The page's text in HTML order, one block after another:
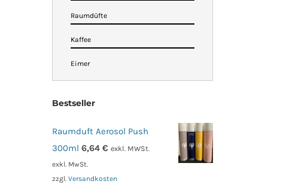
Raumdüfte
Kaffee
Eimer
Bestseller
Raumduft Aerosol Push
300ml 6,64 € exkl. MWSt.
exkl. MwSt.
zzgl. Versandkosten